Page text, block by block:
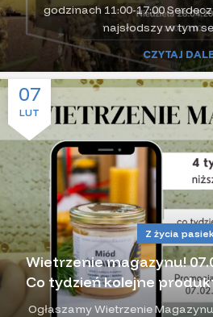
godzinach 11:00-17:00
najsłodszy w tym
CZYTAJ
07
LUT
Z życia
Wietrzenie magazynu!
Co tydzień kolejne
Ogłaszamy Wietrzenie